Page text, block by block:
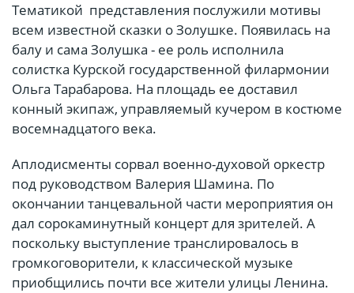
Тематикой представления послужили мотивы
всем известной сказки о Золушке. Появилась на
балу и сама Золушка - ее роль исполнила
солистка Курской государственной филармонии
Ольга Тарабарова. На площадь ее доставил
конный экипаж, управляемый кучером в костюме
восемнадцатого века.
Аплодисменты сорвал военно-духовой оркестр
под руководством Валерия Шамина. По
окончании танцевальной части мероприятия он
дал сорокаминутный концерт для зрителей. А
поскольку выступление транслировалось в
громкоговорители, к классической музыке
приобщились почти все жители улицы Ленина.